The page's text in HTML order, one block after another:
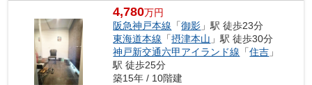
4,780万円
阪急神戸本線 「御影 」駅 徒歩23分
東海道本線 「摂津本山 」駅 徒歩30分
神戸新交通六甲アイランド線 「住吉 」
駅 徒歩25分
築15年 / 10階建